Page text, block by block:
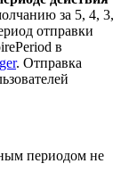
за 5, 4, 3,
отправки
в
. Отправка
периодом не